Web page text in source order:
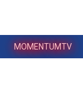
MOMENTUMTV